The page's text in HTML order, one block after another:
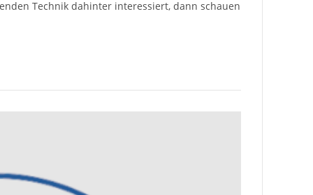
Technik dahinter interessiert, dann schauen